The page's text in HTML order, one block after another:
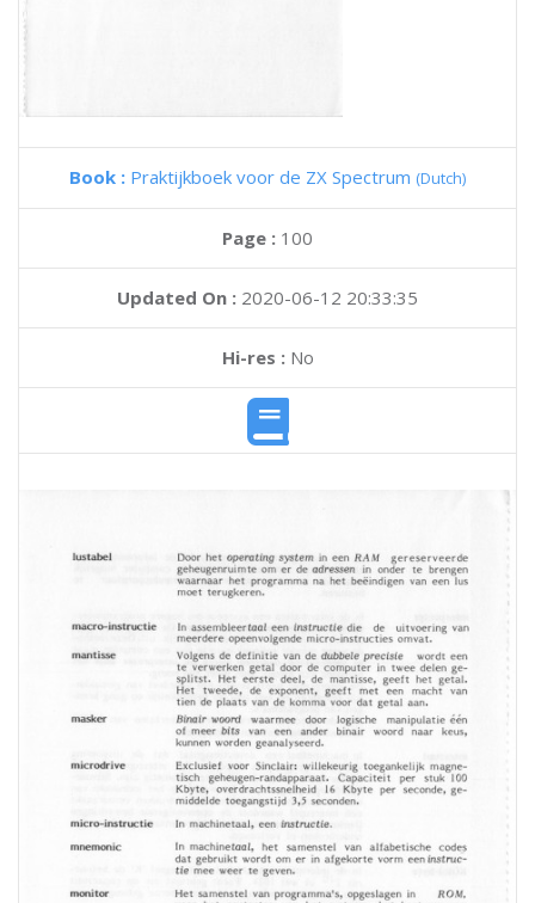
Book : Praktijkboek voor de ZX Spectrum (Dutch)
Page : 100
Updated On : 2020-06-12 20:33:35
Hi-res :No